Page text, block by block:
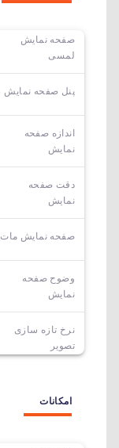
صفحه نمایش
لمسی
پنل صفحه نمایش
اندازه صفحه
نمایش
دقت صفحه
نمایش
صفحه نمایش مات
وضوح صفحه
نمایش
نرخ تازه سازی
تصویر
امکانات